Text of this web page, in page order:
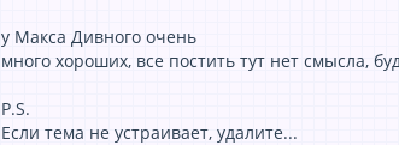
у Макса Дивного очень
много хороших, все постить тут нет смысла,
P.S.
Если тема не устраивает, удалите...